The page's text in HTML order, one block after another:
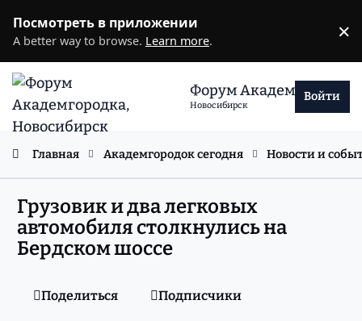
Посмотреть в приложении
A better way to browse. Learn more. ×
Форум Академгородка
Новосибирск
Войти
Главная Академгородок сегодня Новости и
Грузовик и два легковых
автомобиля столкнулись на
Бердском шоссе
Поделиться Подписчики